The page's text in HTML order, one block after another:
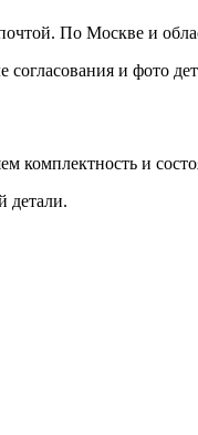
По Москве и
и фото
комплектность и
детали.